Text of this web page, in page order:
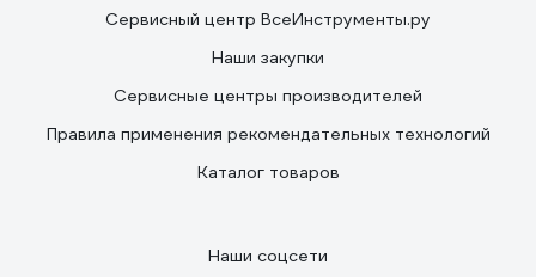
Сервисный центр ВсеИнструменты.ру
Наши закупки
Сервисные центры производителей
Правила применения рекомендательных технологий
Каталог товаров
Наши соцсети